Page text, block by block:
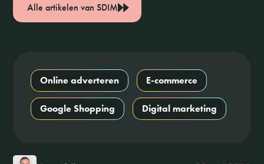
Alle artikelen van SDIM
Online adverteren E-commerce
Google Shopping Digital marketing